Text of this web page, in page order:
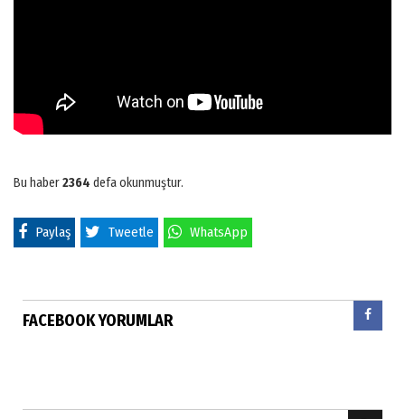
Bu haber2364 defa okunmuştur.
Paylaş Tweetle WhatsApp
FACEBOOK YORUMLAR